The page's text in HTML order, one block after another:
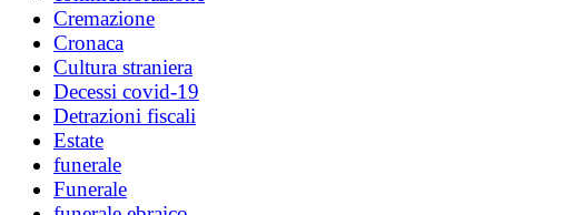
Cremazione
Cronaca
Cultura straniera
Decessi covid-19
Detrazioni fiscali
Estate
funerale
Funerale